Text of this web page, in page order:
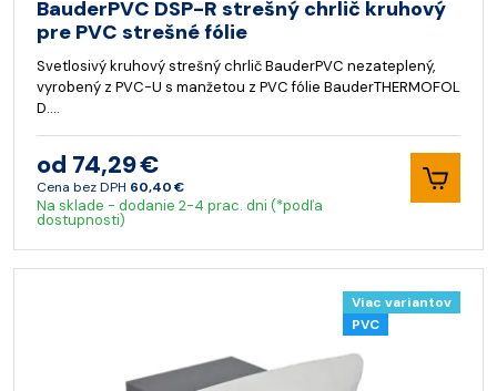
BauderPVC DSP-R strešný chrlič kruhový
pre PVC strešné fólie
Svetlosivý kruhový strešný chrlič BauderPVC nezateplený,
vyrobený z PVC-U s manžetou z PVC fólie BauderTHERMOFOL
D.…
od 74,29 €
Cena bez DPH 60,40 €
Na sklade - dodanie 2-4 prac. dni (*podľa
dostupnosti)
Viac variantov
PVC